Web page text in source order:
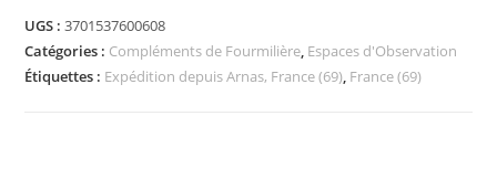
chasse
magnétique
HappyAnt
UGS :3701537600608
Catégories : Compléments de Fourmilière, Espaces d'Observation
Étiquettes : Expédition depuis Arnas, France (69), France (69)